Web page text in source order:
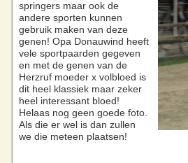
springers maar ook de
andere sporten kunnen
gebruik maken van deze
genen! Opa Donauwind heeft
vele sportpaarden gegeven
en met de genen van de
Herzruf moeder x volbloed is
dit heel klassiek maar zeker
heel interessant bloed!
Helaas nog geen goede foto.
Als die er wel is dan zullen
we die meteen plaatsen!